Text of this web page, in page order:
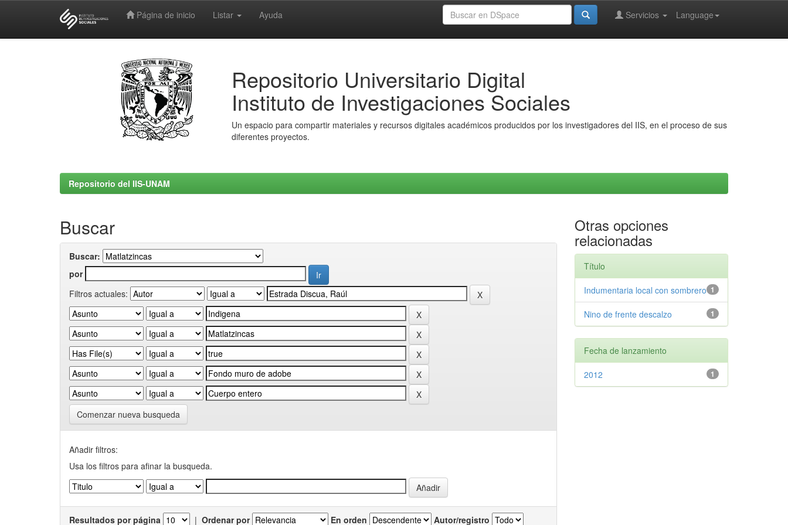
Página de inicio Listar Ayuda Language
Servicios
Repositorio Universitario Digital
Instituto de Investigaciones Sociales
Un espacio para compartir materiales y recursos digitales académicos producidos por los investigadores del IIS, en el proceso de sus
diferentes proyectos.
Repositorio del IIS-UNAM
Buscar
Buscar:
por
Filtros actuales:
Comenzar nueva busqueda
Añadir filtros:
Usa los filtros para afinar la busqueda.
Resultados por página | Ordenar por En orden Autor/registro
Otras opciones
relacionadas
Título
1
Indumentaria local con sombrero
1
Nino de frente descalzo
Fecha de lanzamiento
1
2012